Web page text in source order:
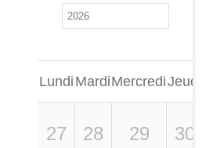
Lundi MardiMercrediJeudi
27 28 29 30